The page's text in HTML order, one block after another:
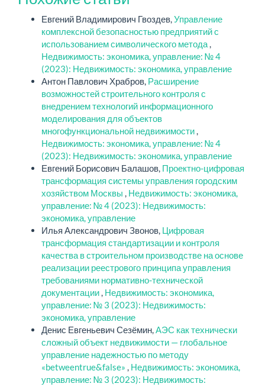
Евгений Владимирович Гвоздев, Управление
комплексной безопасностью предприятий с
использованием символического метода
Недвижимость: экономика, управление: № 4
(2023): Недвижимость: экономика, управление
Антон Павлович Храбров, Расширение
возможностей строительного контроля с
внедрением технологий информационного
моделирования для объектов
многофункциональной недвижимости
Недвижимость: экономика, управление: № 4
(2023): Недвижимость: экономика, управление
Евгений Борисович Балашов, Проектно-цифровая
трансформация системы управления городским
хозяйством Москвы
Недвижимость: экономика,
управление: № 4 (2023): Недвижимость:
экономика, управление
Илья Александрович Звонов, Цифровая
трансформация стандартизации и контроля
качества в строительном производстве на основе
реализации реестрового принципа управления
требованиями нормативно-технической
документации Недвижимость: экономика,
управление: № 3 (2023): Недвижимость:
экономика, управление
Денис Евгеньевич Сезёмин, АЭС как технически
сложный объект недвижимости — глобальное
управление надежностью по методу
«betweentrue&false»
Недвижимость: экономика,
управление: № 3 (2023): Недвижимость: